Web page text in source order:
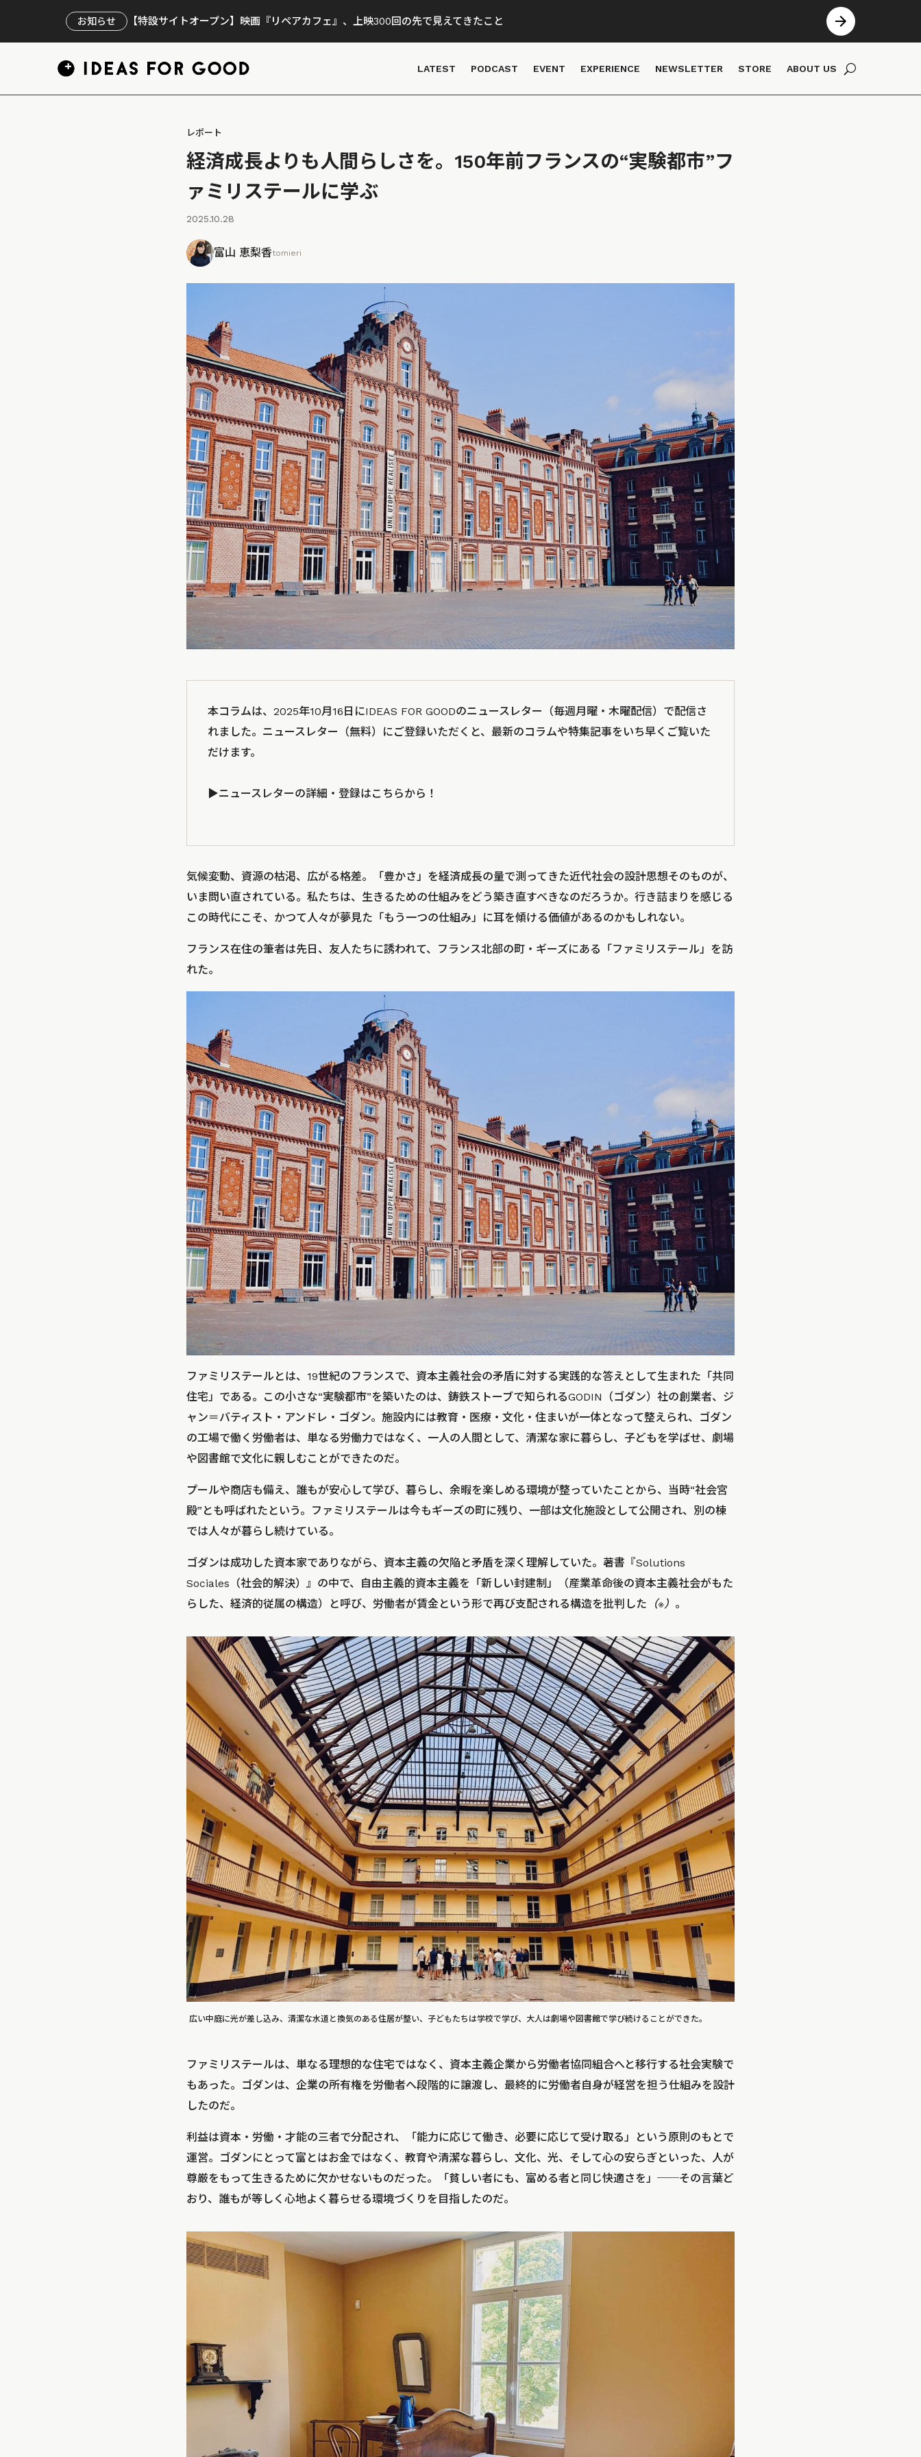
お知らせ 【特設サイトオープン】映画『リペアカフェ』、上映300回の先で見えてきたこと
LATEST PODCAST EVENT EXPERIENCE NEWSLETTER STORE ABOUT US
レポート
経済成長よりも人間らしさを。150年前フランスの“実験都市”フ
ァミリステールに学ぶ
2025.10.28
富山 恵梨香tomieri
本コラムは、2025年10月16日にIDEAS FOR GOODのニュースレター（毎週月曜・木曜配信）で配信さ
れました。ニュースレター（無料）にご登録いただくと、最新のコラムや特集記事をいち早くご覧いた
だけます。
▶️ニュースレターの詳細・登録はこちらから！
気候変動、資源の枯渇、広がる格差。「豊かさ」を経済成長の量で測ってきた近代社会の設計思想そのものが、
いま問い直されている。私たちは、生きるための仕組みをどう築き直すべきなのだろうか。行き詰まりを感じる
この時代にこそ、かつて人々が夢見た「もう一つの仕組み」に耳を傾ける価値があるのかもしれない。
フランス在住の筆者は先日、友人たちに誘われて、フランス北部の町・ギーズにある「ファミリステール」を訪
れた。
ファミリステールとは、19世紀のフランスで、資本主義社会の矛盾に対する実践的な答えとして生まれた「共同
住宅」である。この小さな“実験都市”を築いたのは、鋳鉄ストーブで知られるGODIN（ゴダン）社の創業者、ジ
ャン＝バティスト・アンドレ・ゴダン。施設内には教育・医療・文化・住まいが一体となって整えられ、ゴダン
の工場で働く労働者は、単なる労働力ではなく、一人の人間として、清潔な家に暮らし、子どもを学ばせ、劇場
や図書館で文化に親しむことができたのだ。
プールや商店も備え、誰もが安心して学び、暮らし、余暇を楽しめる環境が整っていたことから、当時“社会宮
殿”とも呼ばれたという。ファミリステールは今もギーズの町に残り、一部は文化施設として公開され、別の棟
では人々が暮らし続けている。
ゴダンは成功した資本家でありながら、資本主義の欠陥と矛盾を深く理解していた。著書『Solutions
Sociales（社会的解決）』の中で、自由主義的資本主義を「新しい封建制」（産業革命後の資本主義社会がもた
らした、経済的従属の構造）と呼び、労働者が賃金という形で再び支配される構造を批判した （※） 。
広い中庭に光が差し込み、清潔な水道と換気のある住居が整い、子どもたちは学校で学び、大人は劇場や図書館で学び続けることができた。
ファミリステールは、単なる理想的な住宅ではなく、資本主義企業から労働者協同組合へと移行する社会実験で
もあった。ゴダンは、企業の所有権を労働者へ段階的に譲渡し、最終的に労働者自身が経営を担う仕組みを設計
したのだ。
利益は資本・労働・才能の三者で分配され、「能力に応じて働き、必要に応じて受け取る」という原則のもとで
運営。ゴダンにとって富とはお金ではなく、教育や清潔な暮らし、文化、光、そして心の安らぎといった、人が
尊厳をもって生きるために欠かせないものだった。「貧しい者にも、富める者と同じ快適さを」──その言葉ど
おり、誰もが等しく心地よく暮らせる環境づくりを目指したのだ。